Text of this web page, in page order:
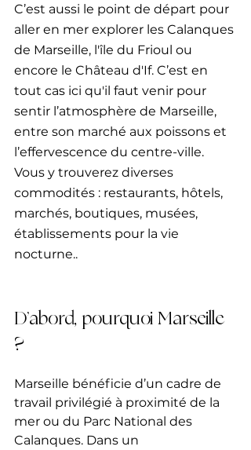
C’est aussi le point de départ pour
aller en mer explorer les Calanques
de Marseille, l'île du Frioul ou
encore le Château d'If. C’est en
tout cas ici qu'il faut venir pour
sentir l’atmosphère de Marseille,
entre son marché aux poissons et
l’effervescence du centre-ville.
Vous y trouverez diverses
commodités : restaurants, hôtels,
marchés, boutiques, musées,
établissements pour la vie
nocturne..
D’abord, pourquoi Marseille
?
Marseille bénéficie d’un cadre de
travail privilégié à proximité de la
mer ou du Parc National des
Calanques. Dans un